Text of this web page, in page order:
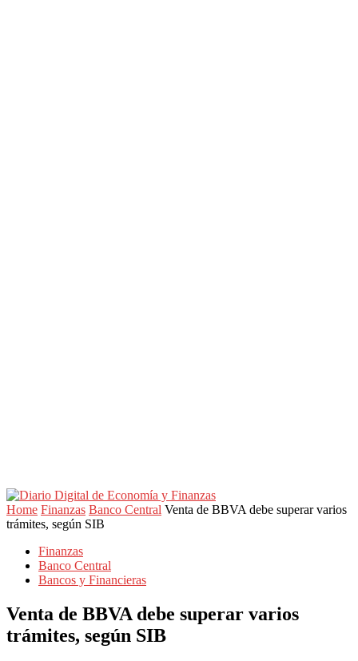
Home Finanzas Banco Central Venta de BBVA debe superar varios
trámites, según SIB
Finanzas
Banco Central
Bancos y Financieras
Venta de BBVA debe superar varios
trámites, según SIB